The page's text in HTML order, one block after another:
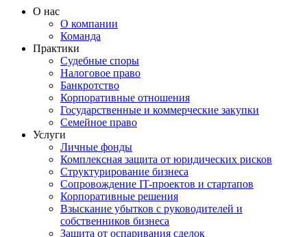
О нас
О компании
Команда
Практики
Судебные споры
Налоговое право
Банкротство
Корпоративные отношения
Государственные и коммерческие закупки
Семейное право
Услуги
Личные фонды
Комплексная защита от юридических рисков
Структурирование бизнеса
Сопровождение IT-проектов и стартапов
Корпоративные решения
Взыскание убытков с руководителей и
собственников бизнеса
Защита от оспаривания сделок